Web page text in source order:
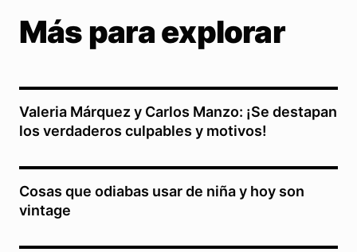
Más para explorar
Valeria Márquez y Carlos Manzo: ¡Se destapan
los verdaderos culpables y motivos!
Cosas que odiabas usar de niña y hoy son
vintage